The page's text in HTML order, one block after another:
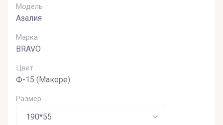
Модель
Азалия
Марка
BRAVO
Цвет
Ф-15 (Макоре)
Размер